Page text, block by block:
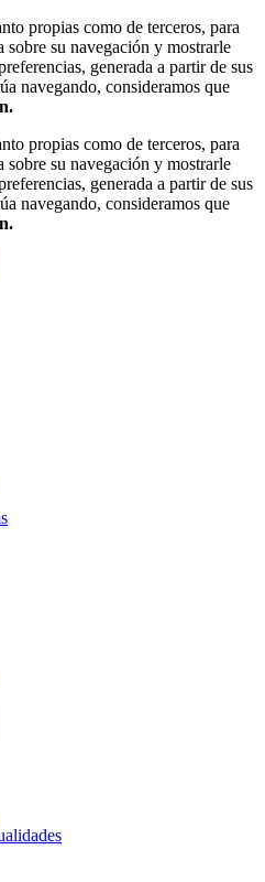
propias como de terceros, para
su navegación y mostrarle
generada a partir de sus
navegando, consideramos que
propias como de terceros, para
su navegación y mostrarle
generada a partir de sus
navegando, consideramos que